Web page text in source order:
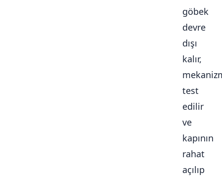
göbek
devre
dışı
kalır,
test
edilir
ve
kapının
rahat
açılıp